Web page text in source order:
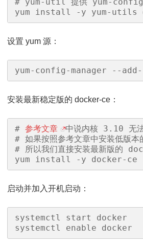
yum install -y yum-utils
设置 yum 源：
yum-config-manager --
安装最新稳定版的 docker-ce：
# 参考文章
中说内核 3.10 无
# 如果按照参考文章中安装低版
# 所以我们直接安装最新版的
yum install -y docker-ce
启动并加入开机启动：
systemctl start docker
systemctl enable docker